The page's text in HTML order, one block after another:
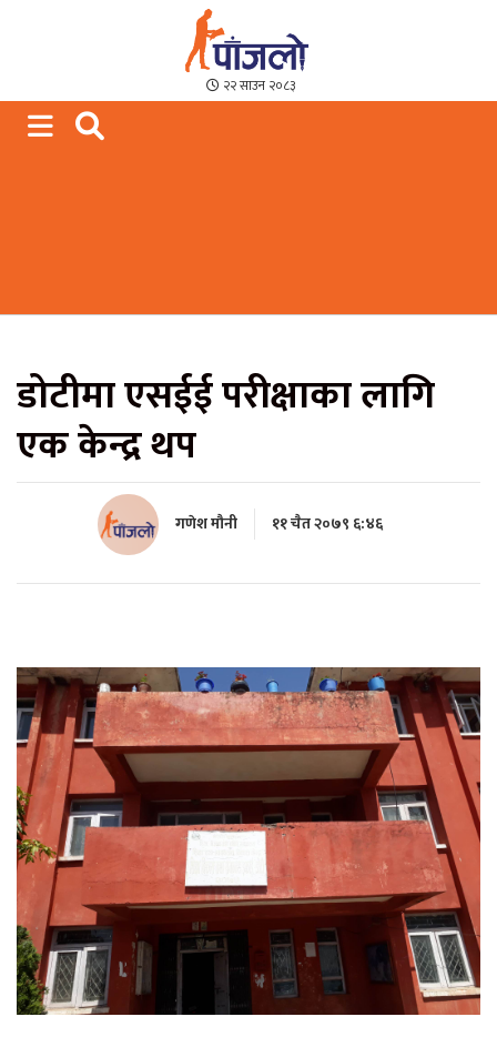
Paajalo News
We are from Far West Nepal
२२ साउन २०८३
डोटीमा एसईई परीक्षाका लागि
एक केन्द्र थप
गणेश मौनी ११ चैत २०७९ ६:४६